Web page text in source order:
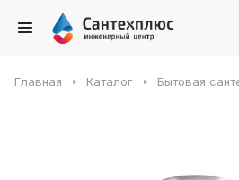
Главная Каталог Бытовая